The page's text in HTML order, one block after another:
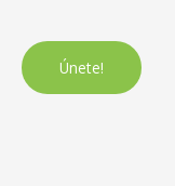
Únete!